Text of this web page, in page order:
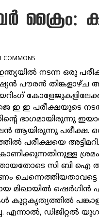
COMMONS
നടന്ന ഒരു
പൗരന്‍ തിങ്കളാഴ്ച
ഇ ഇ പരീക്ഷയുടെ
ഭാഗമായിരുന്നു
പരീക്ഷ. ഒരു
പരീക്ഷയെ
ശ്രമം
സി ബി ഐ
മിഖായില്‍ ഷെര്‍ഗിന്‍
കുറ്റകൃത്യത്തില്‍
എന്നാല്‍, ഡിജിറ്റല്‍